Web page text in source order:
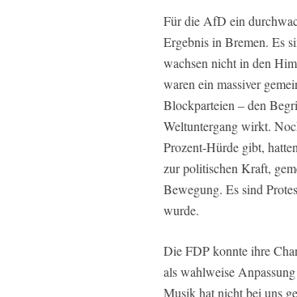
Für die AfD ein
Ergebnis in Bremen. Es
wachsen nicht in den
waren ein massiver
Blockparteien – den
Weltuntergang wirkt.
Prozent-Hürde gibt,
zur politischen Kraft,
Bewegung. Es sind
wurde.
Die FDP konnte ihre
als wahlweise
Musik hat nicht bei uns